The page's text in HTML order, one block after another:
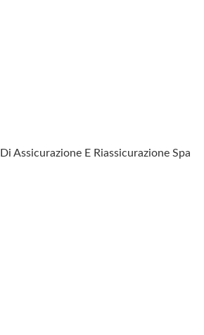
Assicurazione E Riassicurazione Spa